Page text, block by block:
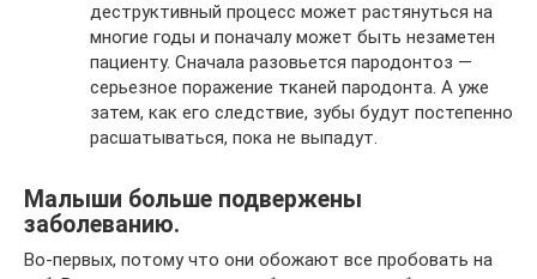
деструктивный процесс может растянуться на
многие годы и поначалу может быть незаметен
пациенту. Сначала разовьется пародонтоз —
серьезное поражение тканей пародонта. А уже
затем, как его следствие, зубы будут постепенно
расшатываться, пока не выпадут.
Малыши больше подвержены
заболеванию.
Во-первых, потому что они обожают все пробовать на